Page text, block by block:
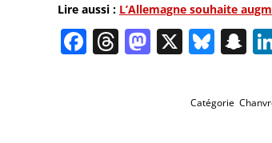
Lire aussi : L’Allemagne souhaite
Facebook
Threads
Mastodon
X
Catégorie